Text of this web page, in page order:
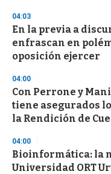
04:03
En la previa a
enfrascan en
oposición ejercer
04:00
Con Perrone y
tiene asegurados
la Rendición de
04:00
Bioinformática: la
Universidad ORT